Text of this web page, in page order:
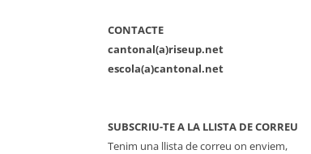
CONTACTE
cantonal(a)riseup.net
escola(a)cantonal.net
SUBSCRIU-TE A LA LLISTA DE CORREU
Tenim una llista de correu on enviem,